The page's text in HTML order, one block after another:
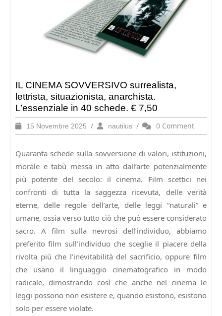
IL CINEMA SOVVERSIVO surrealista,
lettrista, situazionista, anarchista.
L’essenziale in 40 schede. € 7,50
15 Novembre 2025 15
Novembre
/ nautilusnautilus
/ 0 Comment
Quaranta schede sulla sovversione di valori, istituzioni,
morale e tabù messa in atto dall’arte potenzialmente
più potente del secolo: il cinema. Film scettici nei
confronti di tutta la saggezza ricevuta, delle verità
eterne, delle regole dell’arte, delle leggi “naturali” e
umane, ossia verso tutto ciò che può essere considerato
sacro. A film sulla nevrosi dell’individuo, abbiamo
preferito film sull’individuo che sceglie il piacere della
rivolta più che l’inevitabilità del sacrificio, oppure film
che usano il linguaggio cinematografico in modo
radicale, dimostrando così che anche nel cinema le
leggi possono non esistere e, quando esistono, esistono
solo per essere violate.